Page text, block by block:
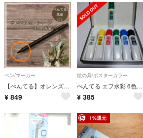
ペン/マーカー
【ぺんてる】オレンズネロ・シャープ 0.2mm 交換用先金 ペン先
¥ 849
絵の具/ポスターカラー
ぺんてる エフ水彩 6色セット ポリチューブ入り + 緑1本 ７本セット
¥ 385
1%還元